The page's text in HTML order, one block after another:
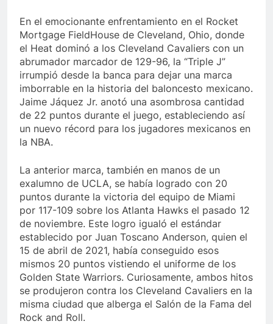
En el emocionante enfrentamiento en el Rocket
Mortgage FieldHouse de Cleveland, Ohio, donde
el Heat dominó a los Cleveland Cavaliers con un
abrumador marcador de 129-96, la “Triple J”
irrumpió desde la banca para dejar una marca
imborrable en la historia del baloncesto mexicano.
Jaime Jáquez Jr. anotó una asombrosa cantidad
de 22 puntos durante el juego, estableciendo así
un nuevo récord para los jugadores mexicanos en
la NBA.
La anterior marca, también en manos de un
exalumno de UCLA, se había logrado con 20
puntos durante la victoria del equipo de Miami
por 117-109 sobre los Atlanta Hawks el pasado 12
de noviembre. Este logro igualó el estándar
establecido por Juan Toscano Anderson, quien el
15 de abril de 2021, había conseguido esos
mismos 20 puntos vistiendo el uniforme de los
Golden State Warriors. Curiosamente, ambos hitos
se produjeron contra los Cleveland Cavaliers en la
misma ciudad que alberga el Salón de la Fama del
Rock and Roll.